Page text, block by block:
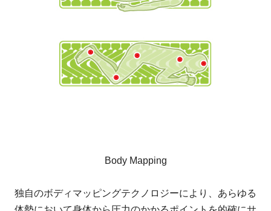
Body Mapping
独自のボディマッピングテクノロジーにより、あらゆる